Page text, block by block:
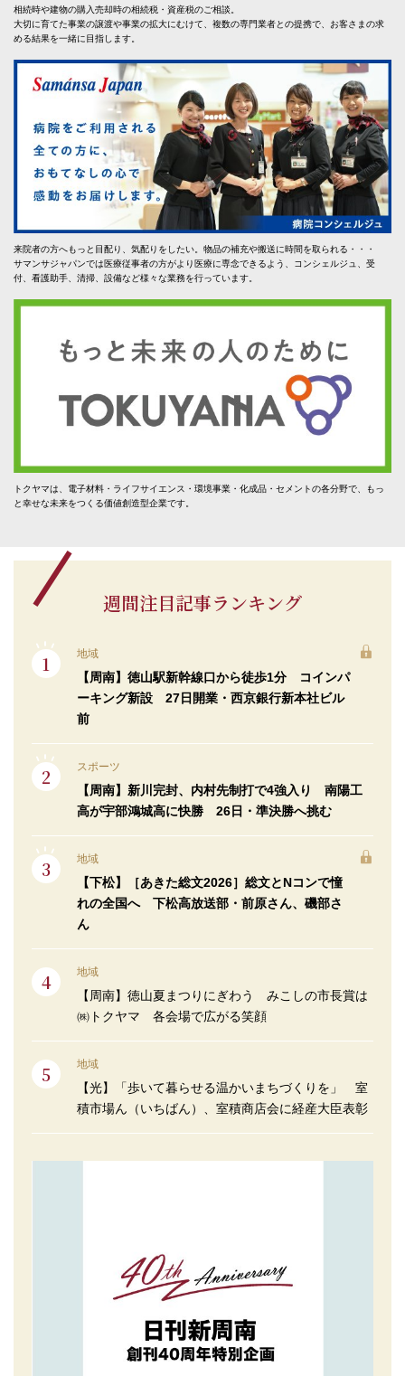
相続時や建物の購入売却時の相続税・資産税のご相談。
大切に育てた事業の譲渡や事業の拡大にむけて、複数の専門業者との提携で、お客さまの求
める結果を一緒に目指します。
来院者の方へもっと目配り、気配りをしたい。物品の補充や搬送に時間を取られる・・・
サマンサジャパンでは医療従事者の方がより医療に専念できるよう、コンシェルジュ、受
付、看護助手、清掃、設備など様々な業務を行っています。
トクヤマは、電子材料・ライフサイエンス・環境事業・化成品・セメントの各分野で、もっ
と幸せな未来をつくる価値創造型企業です。
週間注目記事ランキング
地域
【周南】徳山駅新幹線口から徒歩1分 コインパ
ーキング新設 27日開業・西京銀行新本社ビル
前
スポーツ
【周南】新川完封、内村先制打で4強入り 南陽工
高が宇部鴻城高に快勝 26日・準決勝へ挑む
地域
【下松】［あきた総文2026］総文とNコンで憧
れの全国へ 下松高放送部・前原さん、磯部さ
ん
地域
【周南】徳山夏まつりにぎわう みこしの市長賞は
㈱トクヤマ 各会場で広がる笑顔
地域
【光】「歩いて暮らせる温かいまちづくりを」 室
積市場ん（いちばん）、室積商店会に経産大臣表彰